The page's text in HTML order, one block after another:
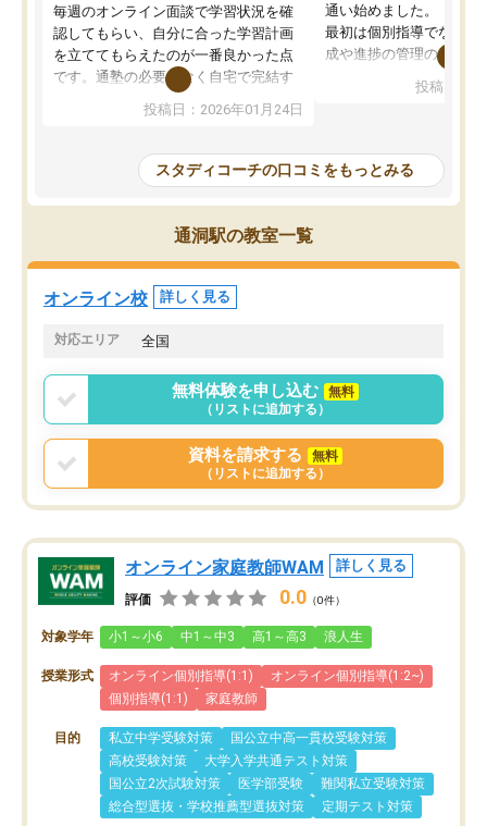
毎週のオンライン面談で学習状況を確
認してもらい、自分に合った学習計画
を立ててもらえたのが一番良かった点
です。通塾の必要がなく自宅で完結す
たです。コーチが現役大学生で相談し
安も気軽に話せました。勉強習慣が身
についたと感じています。また、チャ
ットで質問できるのも便利でした。一
人では迷いがちだった受験勉強を、最
だと思います。
投稿日：2026年01月24日
通い始めました。
最初は個別指導でなく、
成や進捗の管理のみのコ
じ個別指導コースに変更
性が良くなかったです。
モチベーションが上がら
にやめてしまいました。
の方の予定が空いていな
唯一、塾内の設備だけは
で素晴らしかったです。
投稿日：
スタディコーチの口コミをもっとみる
通洞駅の教室一覧
オンライン校 詳しく見る
対応エリア 全国
無料体験を申し込む
無料
（リストに追加する）
資料を請求する
無料
（リストに追加する）
オンライン家庭教師WAM 詳しく見る
評価 0.0 （0件）
対象学年 小1～小6 中1～中3 高1～高3 浪人生
授業形式 オンライン個別指導(1:1)
オンライン個別指導(1:2~)
個別指導(1:1)
家庭教師
目的 私立中学受験対策
国公立中高一貫校受験対策
高校受験対策
大学入学共通テスト対策
国公立2次試験対策
医学部受験
難関私立受験対策
総合型選抜・学校推薦型選抜対策
定期テスト対策